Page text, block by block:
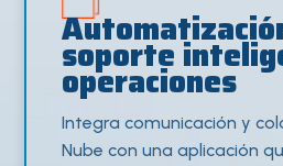
soporte
operaciones
Integra comunicación y
Nube con una aplicación